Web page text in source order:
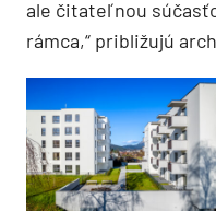
ale čitateľnou
rámca,“ približujú